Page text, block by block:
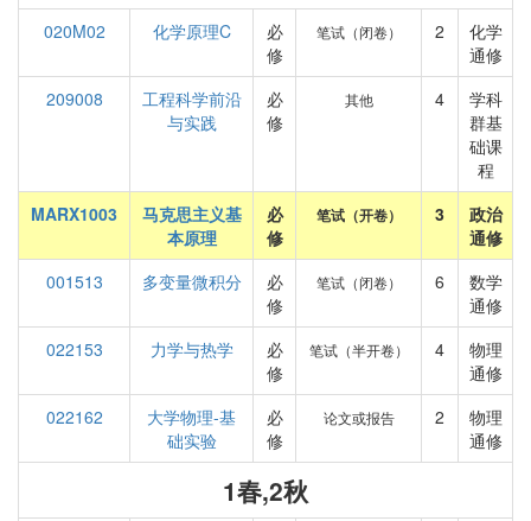
020M02 化学原理C
必
修
笔试（闭卷） 2
化学
通修
209008
工程科学前沿
与实践
必
修
其他 4
学科
群基
础课
程
MARX1003
马克思主义基
本原理
必
修
笔试（开卷） 3
政治
通修
001513
多变量微积分
必
修
笔试（闭卷） 6
数学
通修
022153
力学与热学
必
修
笔试（半开卷） 4
物理
通修
022162
大学物理-基
础实验
必
修
论文或报告 2
物理
通修
1春,2秋